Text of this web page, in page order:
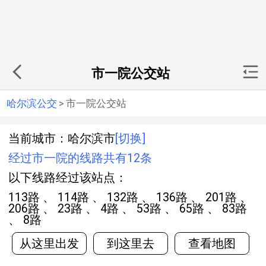
市一院公交站
哈尔滨公交 > 市一院公交站
当前城市：哈尔滨市 [切换]
经过市一院的线路共有12条
以下线路经过该站点：
113路 、 114路 、 132路 、 136路 、 201路 、
206路 、 23路 、 4路 、 53路 、 65路 、 83路
、 8路
从这里出发
到这里去 查看地图